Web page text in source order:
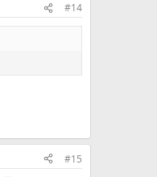
#14
#15